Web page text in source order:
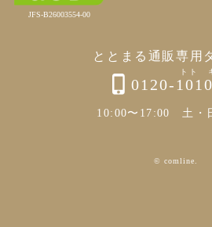
JFS-B26003554-00
ととまる通販専用
0120-
10:00〜17:00 土・
© comline.